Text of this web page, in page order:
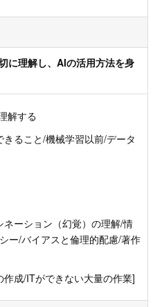
に理解し、AIの活用方法を身
解する
ること/機械学習以前/データ
ーション（幻覚）の理解/情
ー/バイアスと倫理的配慮/著作
成/ITができない大量の作業]